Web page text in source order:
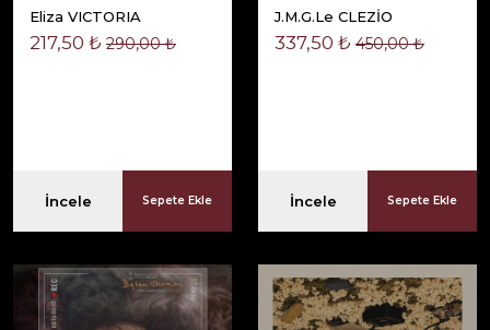
Eliza VICTORIA
217,50 ₺ 290,00 ₺
İncele Sepete Ekle
J.M.G.Le CLEZİO
337,50 ₺ 450,00 ₺
İncele Sepete Ekle